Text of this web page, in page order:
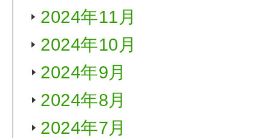
2024年11月
2024年10月
2024年9月
2024年8月
2024年7月